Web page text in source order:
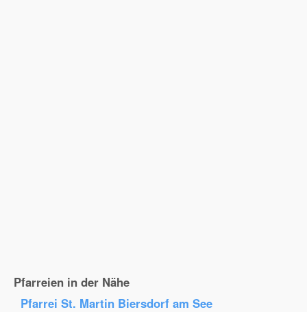
Pfarreien in der Nähe
Pfarrei St. Martin Biersdorf am See